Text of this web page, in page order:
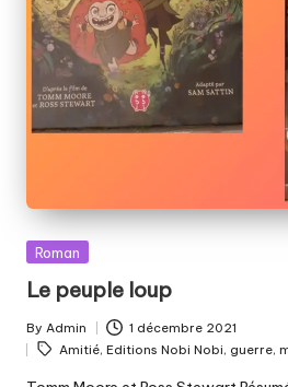
Posted
Roman
Le peuple loup
Posted
by
By Admin 1 décembre 2021
Tags:
Amitié, Editions Nobi Nobi, guerre,